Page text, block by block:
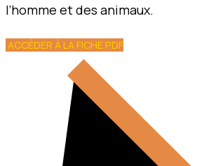
l’homme et des animaux.
ACCÉDER À LA FICHE PDF